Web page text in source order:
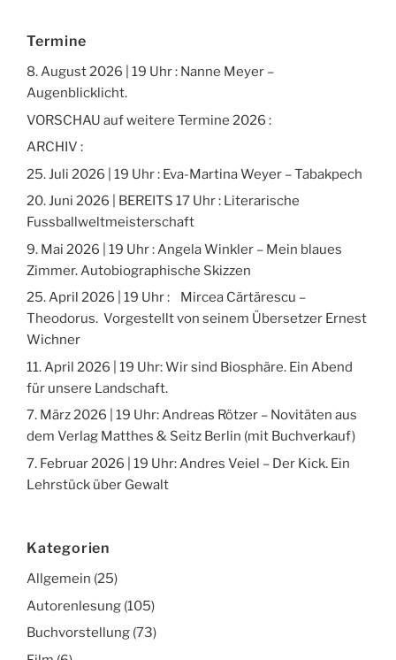
Termine
8. August 2026 | 19 Uhr : Nanne Meyer –
Augenblicklicht.
VORSCHAU auf weitere Termine 2026 :
ARCHIV :
25. Juli 2026 | 19 Uhr : Eva-Martina Weyer – Tabakpech
20. Juni 2026 | BEREITS 17 Uhr : Literarische
Fussballweltmeisterschaft
9. Mai 2026 | 19 Uhr : Angela Winkler – Mein blaues
Zimmer. Autobiographische Skizzen
25. April 2026 | 19 Uhr : Mircea Cărtărescu –
Theodorus. Vorgestellt von seinem Übersetzer Ernest
Wichner
11. April 2026 | 19 Uhr: Wir sind Biosphäre. Ein Abend
für unsere Landschaft.
7. März 2026 | 19 Uhr: Andreas Rötzer – Novitäten aus
dem Verlag Matthes & Seitz Berlin (mit Buchverkauf)
7. Februar 2026 | 19 Uhr: Andres Veiel – Der Kick. Ein
Lehrstück über Gewalt
Kategorien
Allgemein (25)
Autorenlesung (105)
Buchvorstellung (73)